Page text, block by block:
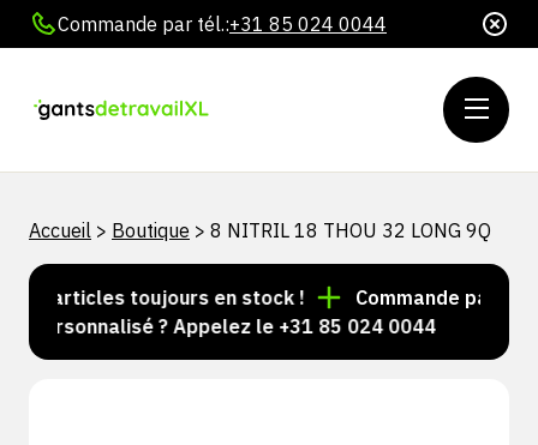
Commande par tél.:+31 85 024 0044
Accueil > Boutique > 8 NITRIL 18 THOU 32 LONG 9Q
d'articles toujours en stock !
Commande passée
? Appelez le +31 85 024 0044